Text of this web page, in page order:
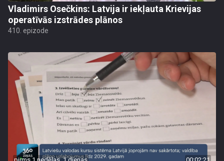
Vladimirs Osečkins: Latvija ir iekļauta Krievijas
operatīvās izstrādes plānos
410. epizode